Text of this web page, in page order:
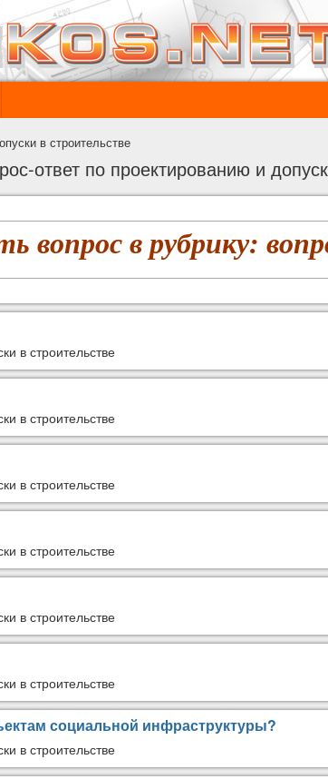
в строительстве
ответ по проектированию и
вопрос в рубрику:
в строительстве
в строительстве
в строительстве
в строительстве
в строительстве
в строительстве
социальной инфраструктуры?
в строительстве